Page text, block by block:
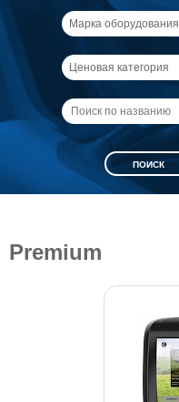
Марка оборудования
Ценовая категория
Premium